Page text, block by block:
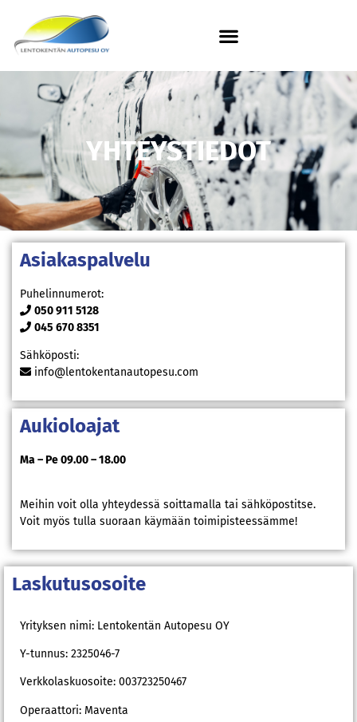
YHTEYSTIEDOT
Asiakaspalvelu
Puhelinnumerot:
050 911 5128
045 670 8351
Sähköposti:
info@lentokentanautopesu.com
Aukioloajat
Ma – Pe 09.00 – 18.00
Meihin voit olla yhteydessä soittamalla tai sähköpostitse.
Voit myös tulla suoraan käymään toimipisteessämme!
Laskutusosoite
Yrityksen nimi: Lentokentän Autopesu OY
Y-tunnus: 2325046-7
Verkkolaskuosoite: 003723250467
Operaattori: Maventa